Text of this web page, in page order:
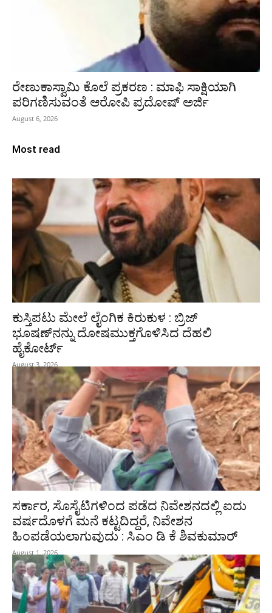
ರೇಣುಕಾಸ್ವಾಮಿ ಕೊಲೆ ಪ್ರಕರಣ : ಮಾಫಿ ಸಾಕ್ಷಿಯಾಗಿ
ಪರಿಗಣಿಸುವಂತೆ ಆರೋಪಿ ಪ್ರದೋಷ್‌ ಅರ್ಜಿ
August 6, 2026
Most read
ಕುಸ್ತಿಪಟು ಮೇಲೆ ಲೈಂಗಿಕ ಕಿರುಕುಳ : ಬ್ರಿಜ್‌
ಭೂಷಣ್‌ನನ್ನು ದೋಷಮುಕ್ತಗೊಳಿಸಿದ ದೆಹಲಿ
ಹೈಕೋರ್ಟ್‌
August 3, 2026
ಸರ್ಕಾರ, ಸೊಸೈಟಿಗಳಿಂದ ಪಡೆದ ನಿವೇಶನದಲ್ಲಿ ಐದು
ವರ್ಷದೊಳಗೆ ಮನೆ ಕಟ್ಟದಿದ್ದರೆ, ನಿವೇಶನ
ಹಿಂಪಡೆಯಲಾಗುವುದು : ಸಿಎಂ ಡಿ ಕೆ ಶಿವಕುಮಾರ್
August 1, 2026